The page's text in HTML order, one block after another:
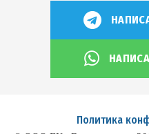
Политика